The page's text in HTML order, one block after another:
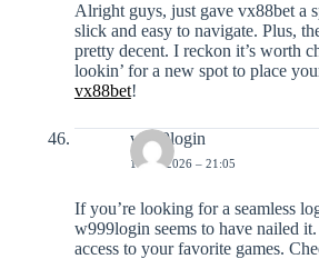
Alright guys, just gave vx88bet a
slick and easy to navigate. Plus,
pretty decent. I reckon it’s worth
lookin’ for a new spot to place
vx88bet!
w999login
16-01-2026 – 21:05
If you’re looking for a seamless
w999login seems to have nailed
access to your favorite games.